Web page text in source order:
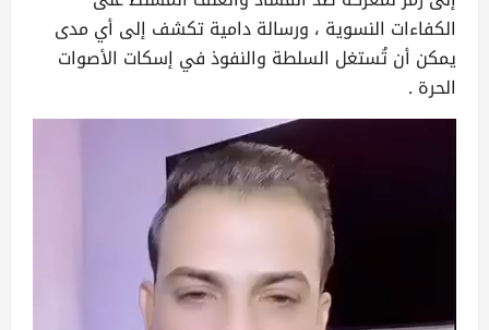
الكفاءات النسوية ، ورسالة دامية تكشف إلى أي مدى
يمكن أن تُستغل السلطة والنفوذ في إسكات الأصوات
الحرة .